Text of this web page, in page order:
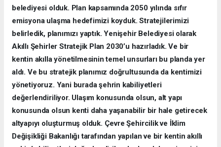
belediyesi olduk. Plan kapsamında 2050 yılında sıfır
emisyona ulaşma hedefimizi koyduk. Stratejilerimizi
belirledik, planımızı yaptık. Yenişehir Belediyesi olarak
Akıllı Şehirler Stratejik Plan 2030’u hazırladık. Ve bir
kentin akılla yönetilmesinin temel unsurları bu planda yer
aldı. Ve bu stratejik planımız doğrultusunda da kentimizi
yönetiyoruz. Yani burada şehrin kabiliyetleri
değerlendiriliyor. Ulaşım konusunda olsun, alt yapı
konusunda olsun kenti daha yaşanabilir bir hale getirecek
altyapıyı oluşturmuş olduk. Çevre Şehircilik ve İklim
Değişikliği Bakanlığı tarafından yapılan ve bir kentin akıllı